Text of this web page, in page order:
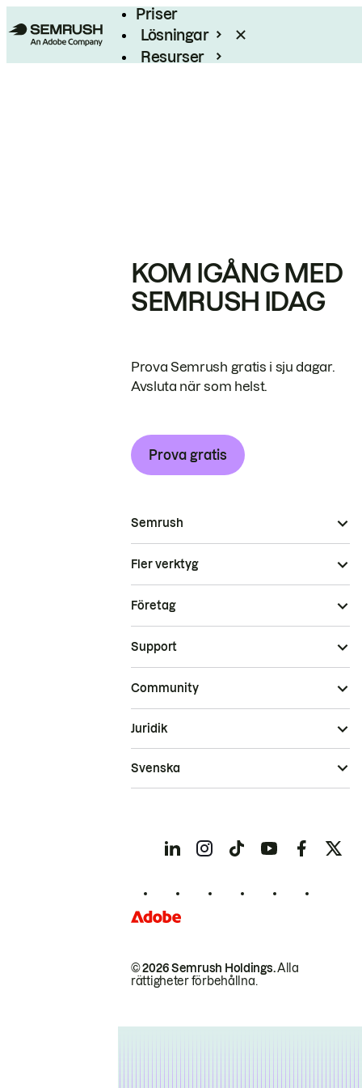
Priser
Lösningar
Resurser
KOM IGÅNG MED
SEMRUSH IDAG
Prova Semrush gratis i sju dagar.
Avsluta när som helst.
Prova gratis
Semrush
Fler verktyg
Företag
Support
Community
© 2026 Semrush Holdings.Alla
rättigheter förbehållna.
Juridik
Svenska